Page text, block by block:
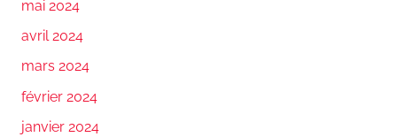
mai 2024
avril 2024
mars 2024
février 2024
janvier 2024